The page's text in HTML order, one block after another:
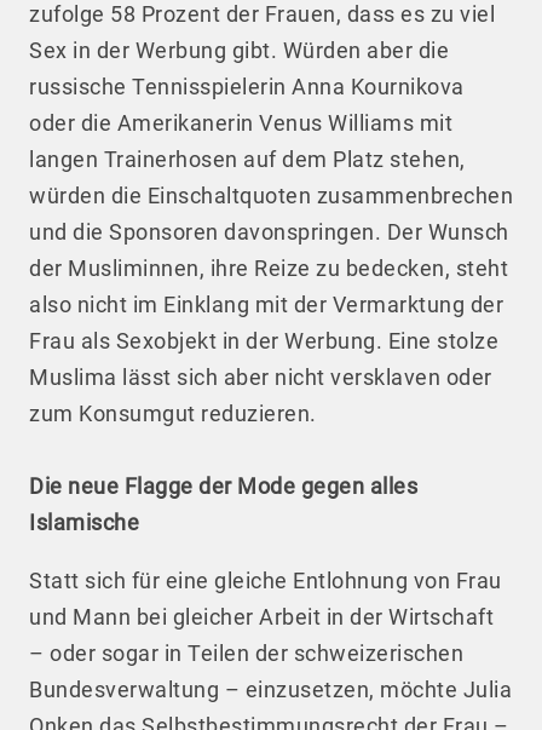
zufolge 58 Prozent der Frauen, dass es zu viel
Sex in der Werbung gibt. Würden aber die
russische Tennisspielerin Anna Kournikova
oder die Amerikanerin Venus Williams mit
langen Trainerhosen auf dem Platz stehen,
würden die Einschaltquoten zusammenbrechen
und die Sponsoren davonspringen. Der Wunsch
der Musliminnen, ihre Reize zu bedecken, steht
also nicht im Einklang mit der Vermarktung der
Frau als Sexobjekt in der Werbung. Eine stolze
Muslima lässt sich aber nicht versklaven oder
zum Konsumgut reduzieren.
Die neue Flagge der Mode gegen alles
Islamische
Statt sich für eine gleiche Entlohnung von Frau
und Mann bei gleicher Arbeit in der Wirtschaft
– oder sogar in Teilen der schweizerischen
Bundesverwaltung – einzusetzen, möchte Julia